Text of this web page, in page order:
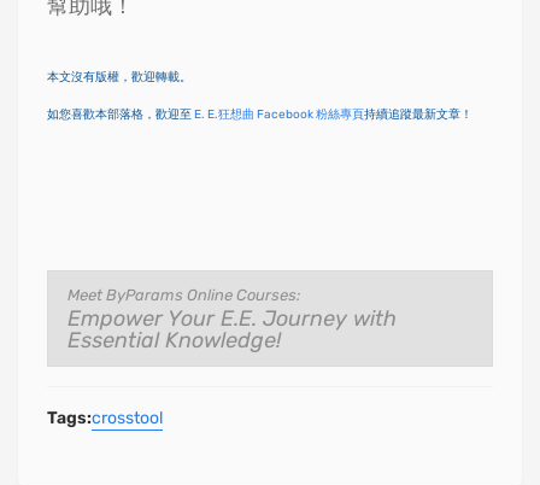
幫助哦！
本文沒有版權，歡迎轉載。
如您喜歡本部落格，歡迎至E. E.狂想曲 Facebook 粉絲專頁持續追蹤最新文章！
Meet ByParams Online Courses:
Empower Your E.E. Journey with
Essential Knowledge!
Tags:crosstool